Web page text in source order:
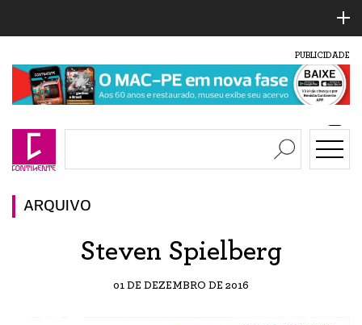
PUBLICIDADE
ARQUIVO
Steven Spielberg
01 DE DEZEMBRO DE 2016